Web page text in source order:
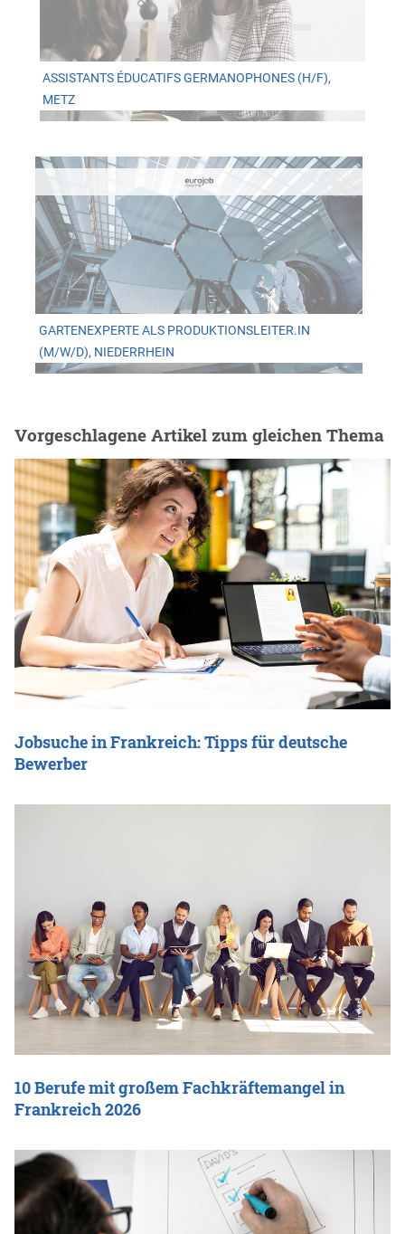
ASSISTANTS ÉDUCATIFS GERMANOPHONES (H/F),
METZ
GARTENEXPERTE ALS PRODUKTIONSLEITER.IN
(M/W/D), NIEDERRHEIN
Vorgeschlagene Artikel zum gleichen Thema
Jobsuche in Frankreich: Tipps für deutsche
Bewerber
10 Berufe mit großem Fachkräftemangel in
Frankreich 2026